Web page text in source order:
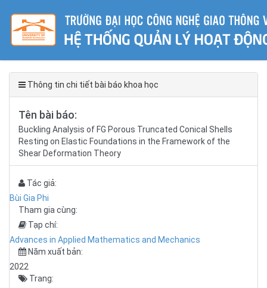
Thông tin chi tiết bài báo khoa học
Tên bài báo:
Buckling Analysis of FG Porous Truncated Conical Shells
Resting on Elastic Foundations in the Framework of the
Shear Deformation Theory
Tác giả:
Bùi Gia Phi
Tham gia cùng:
Tạp chí:
Advances in Applied Mathematics and Mechanics
Năm xuất bản:
2022
Trang: